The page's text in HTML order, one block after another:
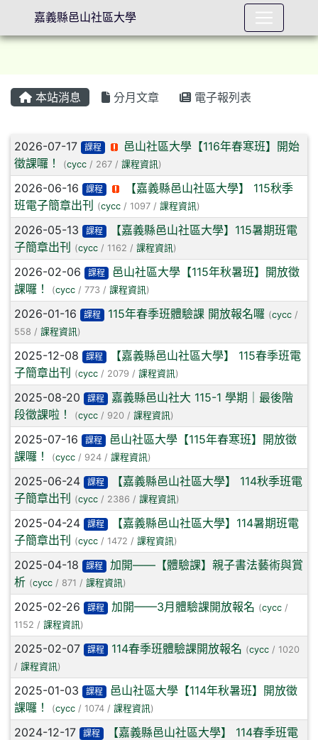
本站消息 分月文章 電子報列表
文章列表
2026-07-17 課程
邑山社區大學【116年春寒班】開始
徵課囉！
(cycc / 267 / 課程資訊)
2026-06-16 課程
【嘉義縣邑山社區大學】 115秋季
班電子簡章出刊
(cycc / 1097 / 課程資訊)
2026-05-13 課程
【嘉義縣邑山社區大學】115暑期班電
子簡章出刊
(cycc / 1162 / 課程資訊)
2026-02-06 課程
邑山社區大學【115年秋暑班】開放徵
課囉！
(cycc / 773 / 課程資訊)
2026-01-16 課程 115年春季班體驗課 開放報名囉 (cycc/
558 / 課程資訊)
2025-12-08 課程
【嘉義縣邑山社區大學】 115春季班電
子簡章出刊
(cycc / 2079 / 課程資訊)
2025-08-20 課程
嘉義縣邑山社大 115-1 學期｜最後階
段徵課啦！
(cycc / 920 / 課程資訊)
2025-07-16 課程
邑山社區大學【115年春寒班】開放徵
課囉！
(cycc / 924 / 課程資訊)
2025-06-24 課程
【嘉義縣邑山社區大學】 114秋季班電
子簡章出刊
(cycc / 2386 / 課程資訊)
2025-04-24 課程
【嘉義縣邑山社區大學】114暑期班電
子簡章出刊
(cycc / 1472 / 課程資訊)
2025-04-18 課程
加開——【體驗課】親子書法藝術與賞
析 (cycc / 871 / 課程資訊)
2025-02-26 課程 加開——3月體驗課開放報名 (cycc/
1152 / 課程資訊)
2025-02-07 課程 114春季班體驗課開放報名 (cycc/ 1020
/ 課程資訊)
2025-01-03 課程
邑山社區大學【114年秋暑班】開放徵
課囉！
(cycc / 1074 / 課程資訊)
2024-12-17 課程
【嘉義縣邑山社區大學】 114春季班電
嘉義縣邑山社區大學